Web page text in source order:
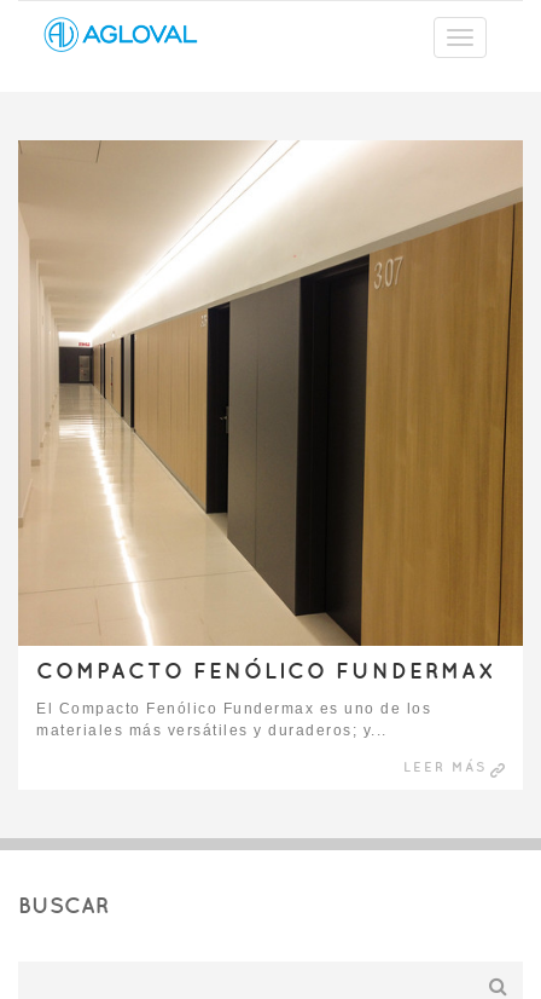
COMPACTO FENÓLICO FUNDERMAX
El Compacto Fenólico Fundermax es uno de los
materiales más versátiles y duraderos; y...
LEER MÁS
BUSCAR